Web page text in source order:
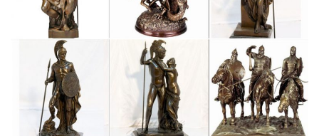
Интернет-магазин Lares.ru предлагает Вам купить фигурку
собаки по низким ценам. В нашем каталоге вы можете
выбрать статуэтки собак с доставкой поНатуральный материал
будет отлично гармонировать с природой и символизирует
единение человека с флорой и фауной.
Собака из бронзы | "Талисман Удачи" магазин фэн-шуй
Материал: бронза. Размер: 4 см. х 3 см. Артикул: fln016. Цена:
450.00руб. КоличествоСобака может привлекать в дом деньги